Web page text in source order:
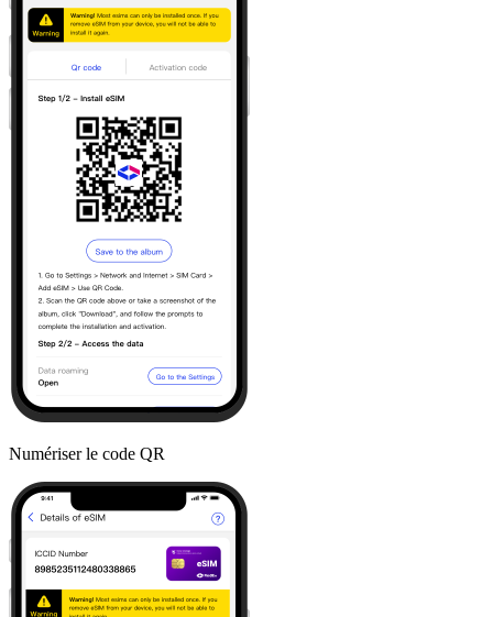
Numériser le code QR